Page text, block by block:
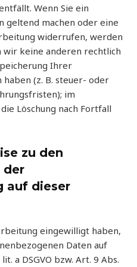
Wenn Sie ein
geltend machen oder eine
widerrufen, werden
keine anderen rechtlich
Ihrer
(z. B. steuer- oder
im
Löschung nach Fortfall
zu den
der
auf dieser
eingewilligt haben,
Daten auf
a DSGVO bzw. Art. 9 Abs.